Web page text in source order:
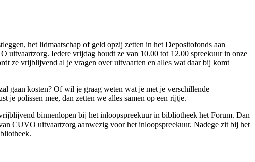
het lidmaatschap of geld opzij zetten in het Depositofonds aan
uitvaartzorg. Iedere vrijdag houdt ze van 10.00 tot 12.00 spreekuur in onze
ze vrijblijvend al je vragen over uitvaarten en alles wat daar bij komt
gaan kosten? Of wil je graag weten wat je met je verschillende
je polissen mee, dan zetten we alles samen op een rijtje.
binnenlopen bij het inloopspreekuur in bibliotheek het Forum. Dan
CUVO uitvaartzorg aanwezig voor het inloopspreekuur. Nadege zit bij het